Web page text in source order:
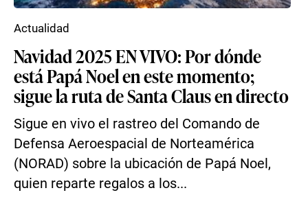
Navidad 2025 EN VIVO: Por dónde
está Papá Noel en este momento;
sigue la ruta de Santa Claus en directo
Sigue en vivo el rastreo del Comando de
Defensa Aeroespacial de Norteamérica
(NORAD) sobre la ubicación de Papá Noel,
quien reparte regalos a los...
Actualidad